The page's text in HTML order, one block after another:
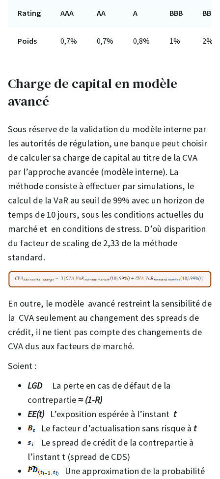
Rating AAA AA A BBB BB
Poids 0,7% 0,7% 0,8% 1% 2%
Charge de capital en modèle
avancé
Sous réserve de la validation du modèle interne par
les autorités de régulation, une banque peut choisir
de calculer sa charge de capital au titre de la CVA
par l’approche avancée (modèle interne). La
méthode consiste à effectuer par simulations, le
calcul de la VaR au seuil de 99% avec un horizon de
temps de 10 jours, sous les conditions actuelles du
marché et en conditions de stress. D’où disparition
du facteur de scaling de 2,33 de la méthode
standard.
En outre, le modèle avancé restreint la sensibilité de
la CVA seulement au changement des spreads de
crédit, il ne tient pas compte des changements de
CVA dus aux facteurs de marché.
Soient :
LGDLa perte en cas de défaut de la
contrepartie≈ (1-R)
EE(t) L’exposition espérée à l’instant t
Le facteur d’actualisation sans risque à t
Le spread de crédit de la contrepartie à
l’instant t (spread de CDS)
Une approximation de la probabilité